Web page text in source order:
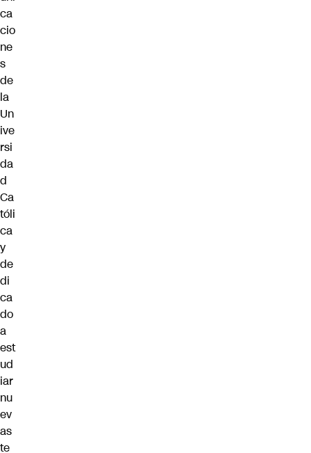
ca
cio
ne
s
de
la
Un
ive
rsi
da
d
Ca
tóli
ca
y
de
di
ca
do
a
est
ud
iar
nu
ev
as
te